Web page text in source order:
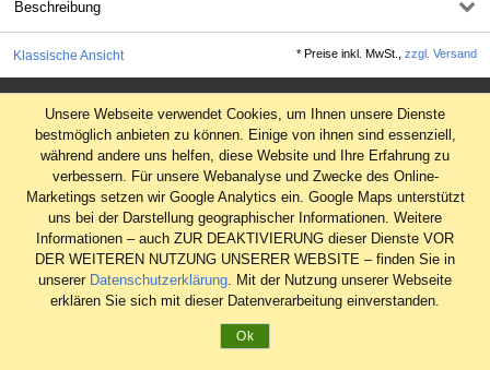
Beschreibung
Klassische Ansicht *Preise inkl. MwSt.,zzgl. Versand
AGB
Datenschutz
Widerrufsrecht
Unsere Webseite verwendet Cookies, um Ihnen unsere Dienste
bestmöglich anbieten zu können. Einige von ihnen sind essenziell,
während andere uns helfen, diese Website und Ihre Erfahrung zu
verbessern. Für unsere Webanalyse und Zwecke des Online-
Marketings setzen wir Google Analytics ein. Google Maps unterstützt
uns bei der Darstellung geographischer Informationen. Weitere
Informationen – auch ZUR DEAKTIVIERUNG dieser Dienste VOR
DER WEITEREN NUTZUNG UNSERER WEBSITE – finden Sie in
unserer Datenschutzerklärung. Mit der Nutzung unserer Webseite
erklären Sie sich mit dieser Datenverarbeitung einverstanden.
Ok